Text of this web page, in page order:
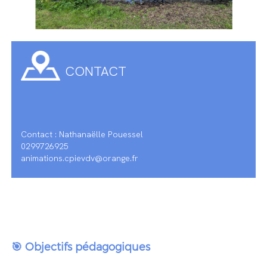
CONTACT
Contact : Nathanaëlle Pouessel
0299726925
animations.cpievdv@orange.fr
🎯 Objectifs pédagogiques